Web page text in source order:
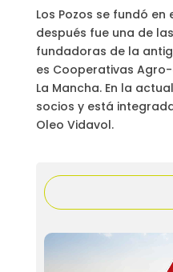
Los Pozos se fundó en
después fue una de
fundadoras de la
es Cooperativas
La Mancha. En la
socios y está
Oleo Vidavol.